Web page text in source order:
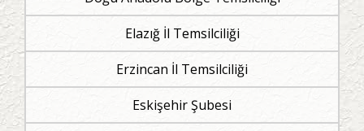
Elazığ İl Temsilciliği
Erzincan İl Temsilciliği
Eskişehir Şubesi